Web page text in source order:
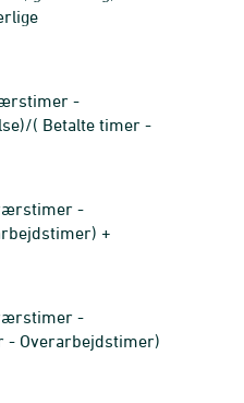
-
( Betalte timer -
-
+
-
- Overarbejdstimer)